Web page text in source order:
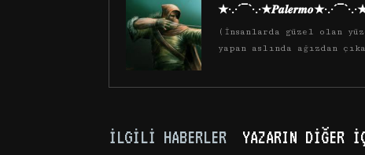
(İnsanlarda güzel olan
yapan aslında ağızdan
İLGILI HABERLER YAZARIN DIĞER